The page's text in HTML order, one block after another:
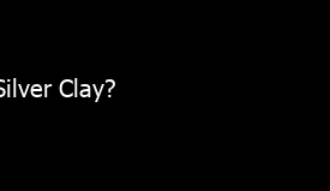
Clay?